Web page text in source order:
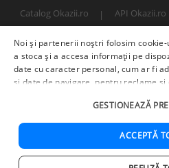
Catalog Okazii.ro API Okazii.ro
© 2000 - 2026 S.C.
Noi și partenerii noștri folosim
a stoca și a accesa informații pe
date cu caracter personal, cum ar fi
și date de navigare, pentru reclame și
îmbunătățirea serviciilor.Furnizori
prelucra datele dvs. în aceste și alte
precise de geolocalizare și
dvs. se aplică doar acestui site web.
interes legitim în loc de
GESTIONEAZĂ
ACCEPTĂ